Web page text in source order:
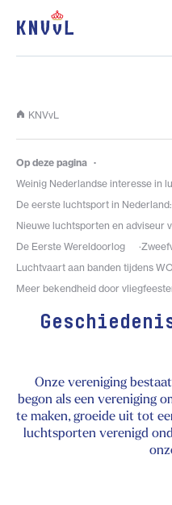
KNVvL
Op deze pagina
Weinig Nederlandse interesse in
De eerste luchtsport in
Nieuwe luchtsporten en adviseur
De Eerste Wereldoorlog
Luchtvaart aan banden tijdens
Meer bekendheid door
Onze vereniging
begon als een vereniging
te maken, groeide uit tot
luchtsporten verenigd